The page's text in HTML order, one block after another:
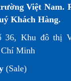
Việt Nam.
Khách Hàng.
36, Khu đô thị
Minh
(Sale)